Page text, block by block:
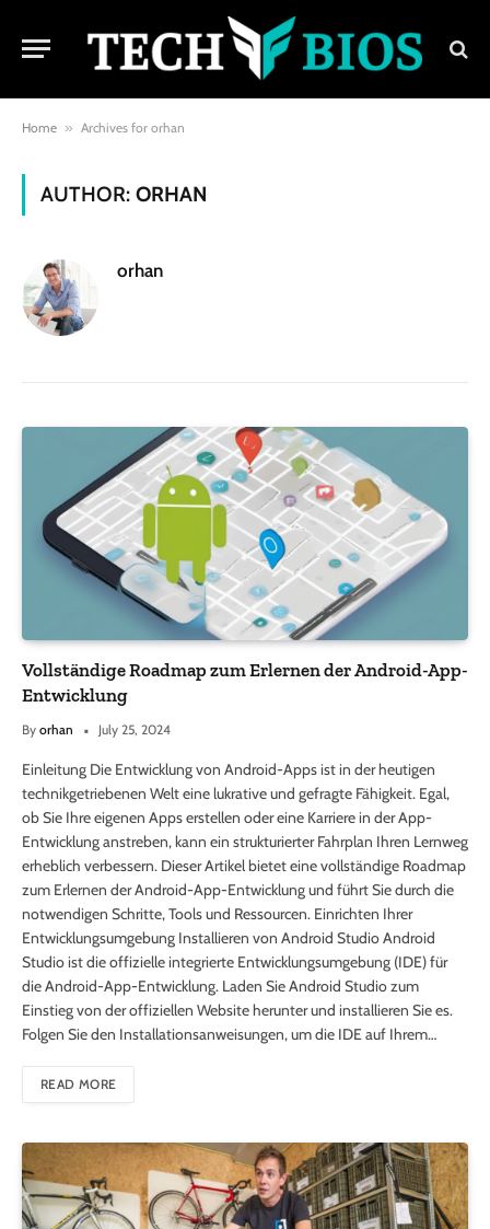
Home » Archives for orhan
AUTHOR: ORHAN
orhan
Vollständige Roadmap zum Erlernen der Android-App-
Entwicklung
By orhan July 25, 2024
Einleitung Die Entwicklung von Android-Apps ist in der heutigen
technikgetriebenen Welt eine lukrative und gefragte Fähigkeit. Egal,
ob Sie Ihre eigenen Apps erstellen oder eine Karriere in der App-
Entwicklung anstreben, kann ein strukturierter Fahrplan Ihren Lernweg
erheblich verbessern. Dieser Artikel bietet eine vollständige Roadmap
zum Erlernen der Android-App-Entwicklung und führt Sie durch die
notwendigen Schritte, Tools und Ressourcen. Einrichten Ihrer
Entwicklungsumgebung Installieren von Android Studio Android
Studio ist die offizielle integrierte Entwicklungsumgebung (IDE) für
die Android-App-Entwicklung. Laden Sie Android Studio zum
Einstieg von der offiziellen Website herunter und installieren Sie es.
Folgen Sie den Installationsanweisungen, um die IDE auf Ihrem…
READ MORE